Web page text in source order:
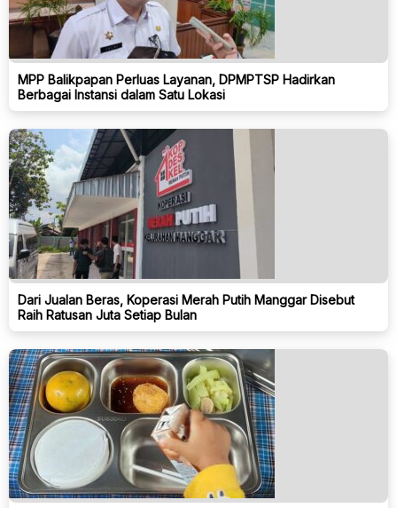
MPP Balikpapan Perluas Layanan, DPMPTSP Hadirkan
Berbagai Instansi dalam Satu Lokasi
Dari Jualan Beras, Koperasi Merah Putih Manggar Disebut
Raih Ratusan Juta Setiap Bulan